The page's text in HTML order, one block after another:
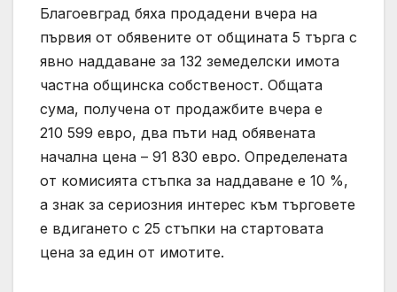
Благоевград бяха продадени вчера на
първия от обявените от общината 5 търга с
явно наддаване за 132 земеделски имота
частна общинска собственост. Общата
сума, получена от продажбите вчера е
210 599 евро, два пъти над обявената
начална цена – 91 830 евро. Определената
от комисията стъпка за наддаване е 10 %,
а знак за сериозния интерес към търговете
е вдигането с 25 стъпки на стартовата
цена за един от имотите.